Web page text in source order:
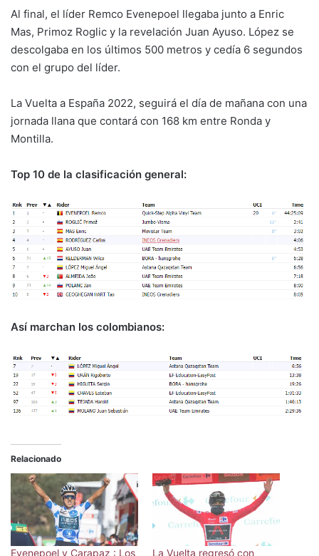
Al final, el líder Remco Evenepoel llegaba junto a Enric
Mas, Primoz Roglic y la revelación Juan Ayuso. López se
descolgaba en los últimos 500 metros y cedía 6 segundos
con el grupo del líder.
La Vuelta a España 2022, seguirá el día de mañana con una
jornada llana que contará con 168 km entre Ronda y
Montilla.
Top 10 de la clasificación general:
Así marchan los colombianos:
Relacionado
Evenepoel y Carapaz : Los
La Vuelta regresó con